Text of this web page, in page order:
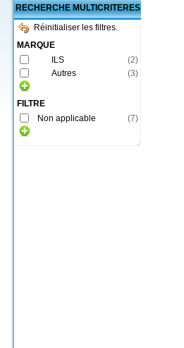
RECHERCHE MULTICRITERES
Réinitialiser les filtres.
MARQUE
ILS
(2)
Autres
(3)
FILTRE
Non applicable
(7)